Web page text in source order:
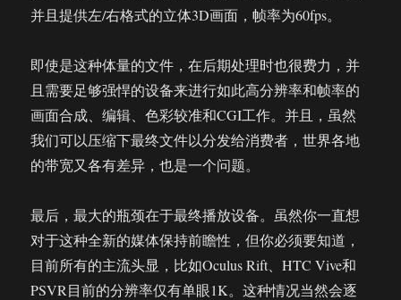
并且提供左/右格式的立体3D画面，帧率为60fps。
即使是这种体量的文件，在后期处理时也很费力，并
且需要足够强悍的设备来进行如此高分辨率和帧率的
画面合成、编辑、色彩较准和CGI工作。并且，虽然
我们可以压缩下最终文件以分发给消费者，世界各地
的带宽又各有差异，也是一个问题。
最后，最大的瓶颈在于最终播放设备。虽然你一直想
对于这种全新的媒体保持前瞻性，但你必须要知道，
目前所有的主流头显，比如Oculus Rift、HTC Vive和
PSVR目前的分辨率仅有单眼1K。这种情况当然会逐